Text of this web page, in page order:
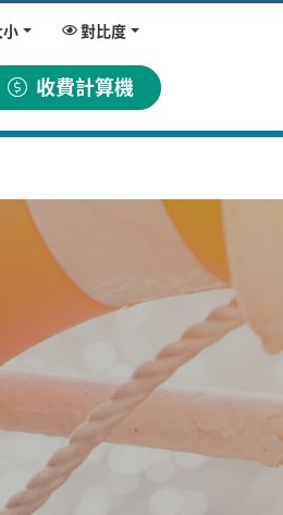
小 對比度
收費計算機